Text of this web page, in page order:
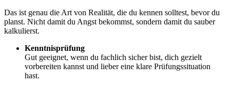
Das ist genau die Art von Realität, die du kennen solltest, bevor du
planst. Nicht damit du Angst bekommst, sondern damit du sauber
kalkulierst.
Kenntnisprüfung
Gut geeignet, wenn du fachlich sicher bist, dich gezielt
vorbereiten kannst und lieber eine klare Prüfungssituation
hast.